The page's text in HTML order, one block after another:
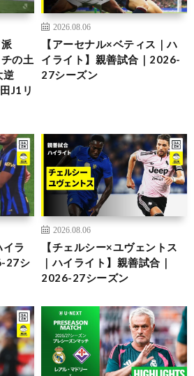
の土
逆
J1リ
2026.08.06
【アーセナル×ベティス｜ハ
イライト】親善試合｜2026-
27シーズン
イラ
27シ
2026.08.06
【チェルシー×ユヴェントス
｜ハイライト】親善試合｜
2026-27シーズン